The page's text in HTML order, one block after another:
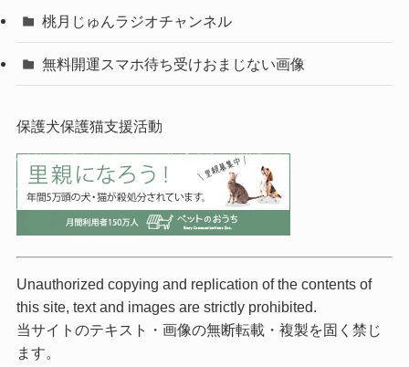
桃月じゅんラジオチャンネル
無料開運スマホ待ち受けおまじない画像
保護犬保護猫支援活動
Unauthorized copying and replication of the contents of
this site, text and images are strictly prohibited.
当サイトのテキスト・画像の無断転載・複製を固く禁じ
ます。